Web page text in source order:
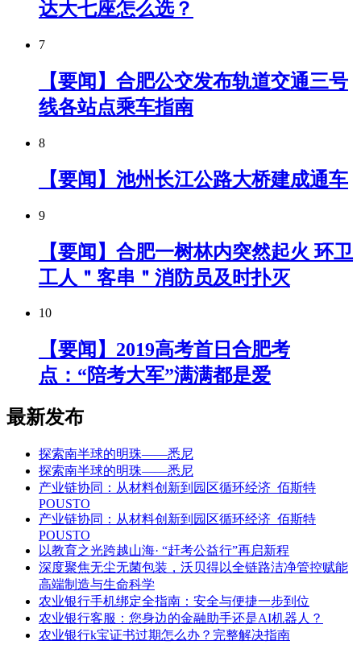
达大七座怎么选？
7
【要闻】合肥公交发布轨道交通三号
线各站点乘车指南
8
【要闻】池州长江公路大桥建成通车
9
【要闻】合肥一树林内突然起火 环卫
工人＂客串＂消防员及时扑灭
10
【要闻】2019高考首日合肥考
点：“陪考大军”满满都是爱
最新发布
探索南半球的明珠——悉尼
探索南半球的明珠——悉尼
产业链协同：从材料创新到园区循环经济_佰斯特
POUSTO
产业链协同：从材料创新到园区循环经济_佰斯特
POUSTO
以教育之光跨越山海· “赶考公益行”再启新程
深度聚焦无尘无菌包装，沃贝得以全链路洁净管控赋能
高端制造与生命科学
农业银行手机绑定全指南：安全与便捷一步到位
农业银行客服：您身边的金融助手还是AI机器人？
农业银行k宝证书过期怎么办？完整解决指南